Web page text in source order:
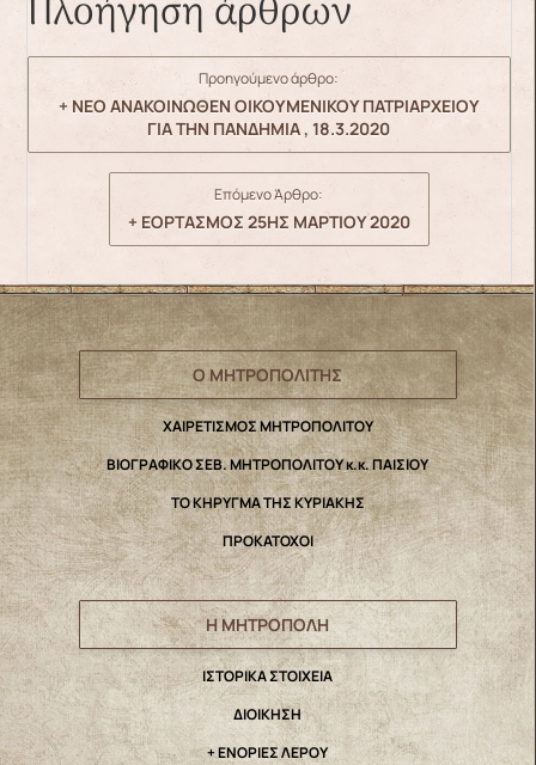
Πλοήγηση άρθρων
Προηγούμενο άρθρο:
+ ΝΕΟ ΑΝΑΚΟΙΝΩΘΕΝ ΟΙΚΟΥΜΕΝΙΚΟΥ ΠΑΤΡΙΑΡΧΕΙΟΥ
ΓΙΑ ΤΗΝ ΠΑΝΔΗΜΙΑ , 18.3.2020
Επόμενο Άρθρο:
+ ΕΟΡΤΑΣΜΟΣ 25ΗΣ ΜΑΡΤΙΟΥ 2020
Ο ΜΗΤΡΟΠΟΛΙΤΗΣ
ΧΑΙΡΕΤΙΣΜΟΣ ΜΗΤΡΟΠΟΛΙΤΟΥ
ΒΙΟΓΡΑΦΙΚΟ ΣΕΒ. ΜΗΤΡΟΠΟΛΙΤΟΥ κ.κ. ΠΑΙΣΙΟΥ
ΤΟ ΚΗΡΥΓΜΑ ΤΗΣ ΚΥΡΙΑΚΗΣ
ΠΡΟΚΑΤΟΧΟΙ
Η ΜΗΤΡΟΠΟΛΗ
IΣΤΟΡΙΚΑ ΣΤΟΙΧΕΙΑ
ΔΙΟΙΚΗΣΗ
+ ΕΝΟΡΙΕΣ ΛΕΡΟΥ